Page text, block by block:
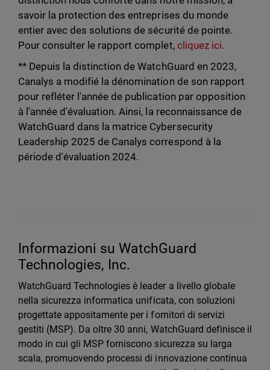
savoir la protection des entreprises du monde
entier avec des solutions de sécurité de pointe.
Pour consulter le rapport complet, cliquez ici.
** Depuis la distinction de WatchGuard en 2023,
Canalys a modifié la dénomination de son rapport
pour refléter l'année de publication par opposition
à l'année d'évaluation. Ainsi, la reconnaissance de
WatchGuard dans la matrice Cybersecurity
Leadership 2025 de Canalys correspond à la
période d'évaluation 2024.
Informazioni su WatchGuard
Technologies, Inc.
WatchGuard Technologies è leader a livello globale
nella sicurezza informatica unificata, con soluzioni
progettate appositamente per i fornitori di servizi
gestiti (MSP). Da oltre 30 anni, WatchGuard definisce il
modo in cui gli MSP forniscono sicurezza su larga
scala, promuovendo processi di innovazione continua